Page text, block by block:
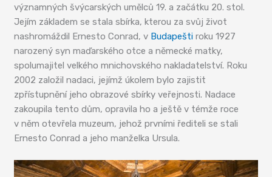
významných švýcarských umělců 19. a začátku 20. stol.
Jejím základem se stala sbírka, kterou za svůj život
nashromáždil Ernesto Conrad, v Budapešti roku 1927
narozený syn maďarského otce a německé matky,
spolumajitel velkého mnichovského nakladatelství. Roku
2002 založil nadaci, jejímž úkolem bylo zajistit
zpřístupnění jeho obrazové sbírky veřejnosti. Nadace
zakoupila tento dům, opravila ho a ještě v témže roce
v něm otevřela muzeum, jehož prvními řediteli se stali
Ernesto Conrad a jeho manželka Ursula.